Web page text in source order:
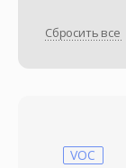
Сбросить все
VOC